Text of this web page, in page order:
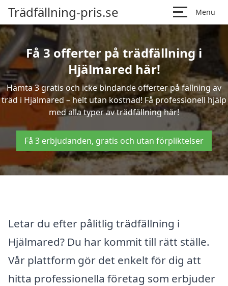
Trädfällning-pris.se Menu
Få 3 offerter på trädfällning i
Hjälmared här!
Hämta 3 gratis och icke bindande offerter på fällning av
träd i Hjälmared – helt utan kostnad! Få professionell hjälp
med alla typer av trädfällning här!
Få 3 erbjudanden, gratis och utan förpliktelser
Letar du efter pålitlig trädfällning i
Hjälmared? Du har kommit till rätt ställe.
Vår plattform gör det enkelt för dig att
hitta professionella företag som erbjuder